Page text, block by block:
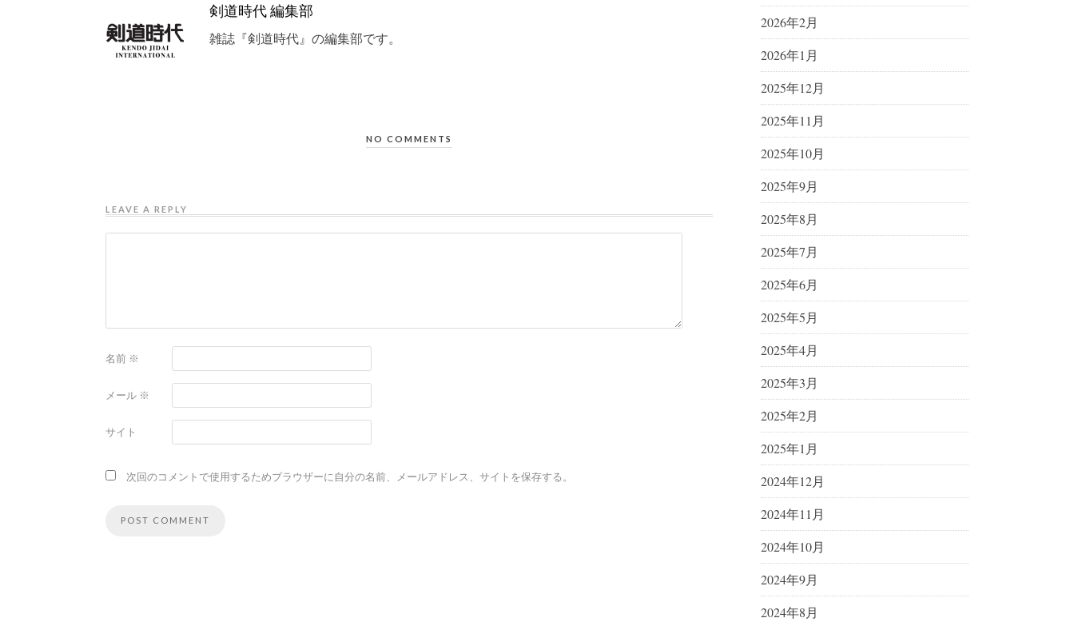
剣道時代 編集部
雑誌『剣道時代』の編集部です。
NO COMMENTS
LEAVE A REPLY
名前 ※
メール ※
サイト
次回のコメントで使用するためブラウザーに自分の名前、メールアドレス、サイトを保存する。
2026年2月
2026年1月
2025年12月
2025年11月
2025年10月
2025年9月
2025年8月
2025年7月
2025年6月
2025年5月
2025年4月
2025年3月
2025年2月
2025年1月
2024年12月
2024年11月
2024年10月
2024年9月
2024年8月